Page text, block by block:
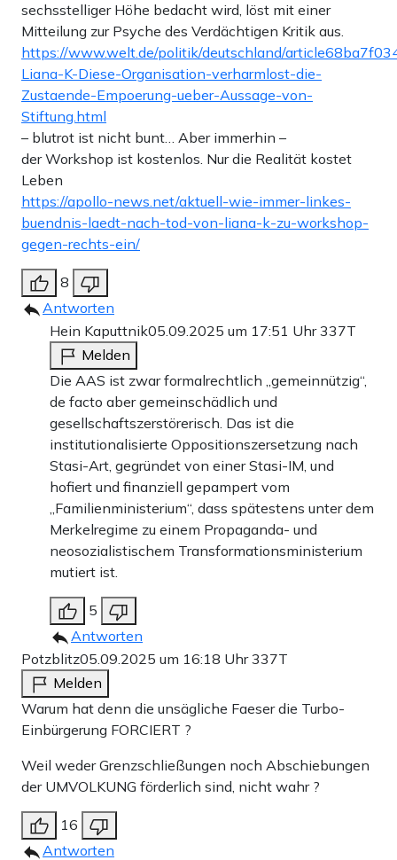
sechsstelliger Höhe bedacht wird, löst mit einer
Mitteilung zur Psyche des Verdächtigen Kritik aus.
https://www.welt.de/politik/deutschland/
Liana-K-Diese-Organisation-verharmlost-die-
Zustaende-Empoerung-ueber-Aussage-von-
Stiftung.html
– blutrot ist nicht bunt… Aber immerhin –
der Workshop ist kostenlos. Nur die Realität kostet
Leben
https://apollo-news.net/aktuell-wie-immer-linkes-
buendnis-laedt-nach-tod-von-liana-k-zu-workshop-
gegen-rechts-ein/
8
Antworten
Hein Kaputtnik05.09.2025 um 17:51 Uhr337T
Melden
Die AAS ist zwar formalrechtlich „gemeinnützig“,
de facto aber gemeinschädlich und
gesellschaftszerstörerisch. Das ist die
institutionalisierte Oppositionszersetzung nach
Stasi-Art, gegründet von einer Stasi-IM, und
hofiert und finanziell gepampert vom
„Familienministerium“, dass spätestens unter dem
Merkelregime zu einem Propaganda- und
neosozialistischem Transformationsministerium
mutiert ist.
5
Antworten
Potzblitz05.09.2025 um 16:18 Uhr337T
Melden
Warum hat denn die unsägliche Faeser die Turbo-
Einbürgerung FORCIERT ?
Weil weder Grenzschließungen noch Abschiebungen
der UMVOLKUNG förderlich sind, nicht wahr ?
16
Antworten